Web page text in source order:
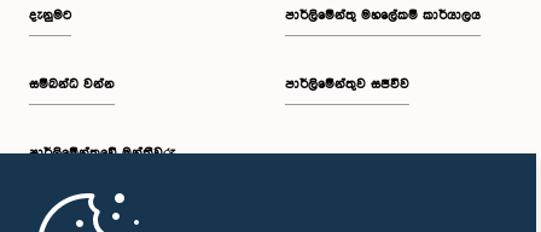
කාරක සභාව තීරණය කළේය.
දැනුමට
සම්බන්ධ වන්න
පාර්ලි‌මේන්තුවේ මන්ත්‍රීවරු
මුල් පිටුව
පාර්ලිමේන්තු මහලේකම් කාර්යාලය
පාර්ලිමේන්තුව සජීවීව